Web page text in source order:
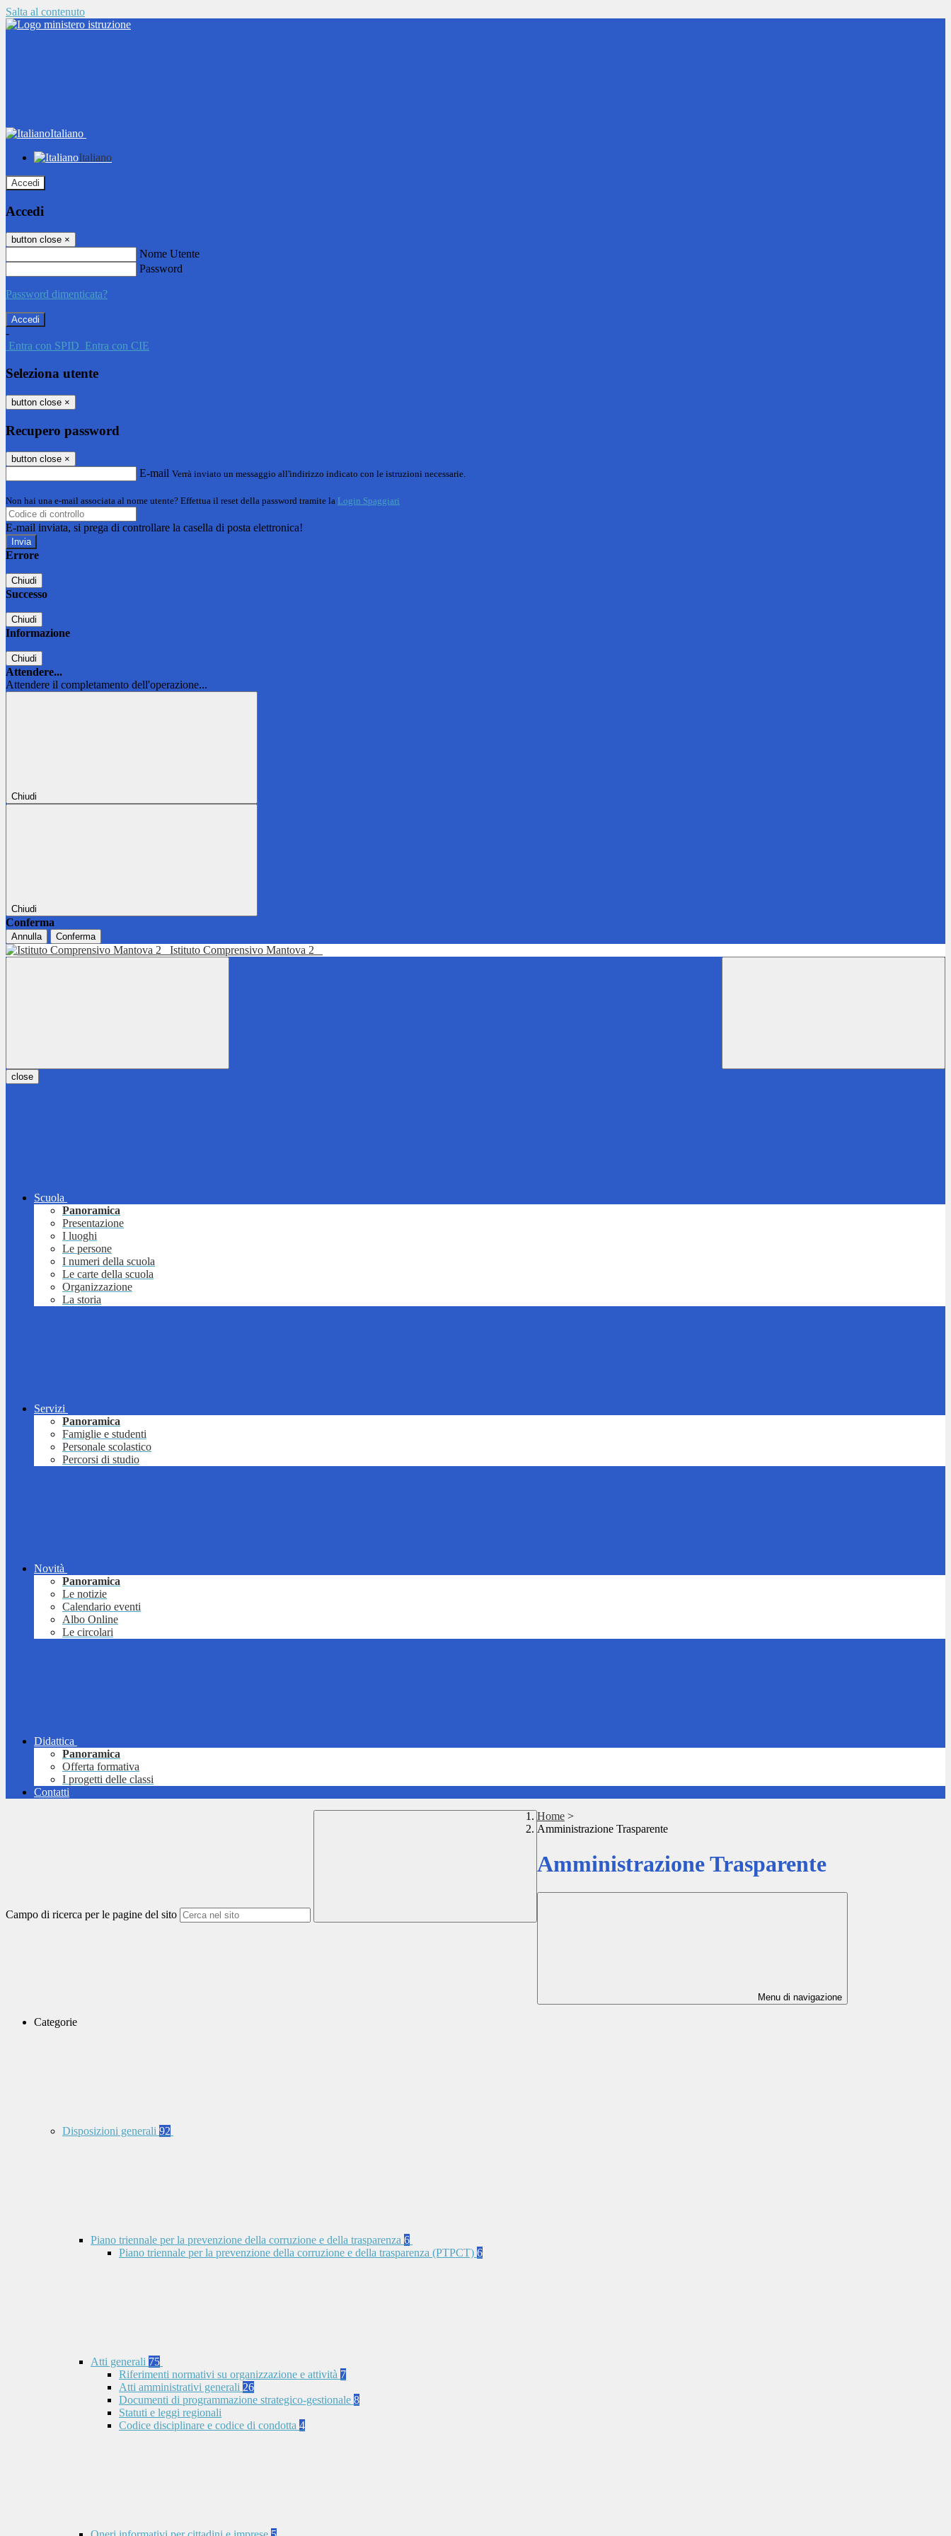
Salta al contenuto
Italiano
Italiano
Accedi
Accedi
button close ×
Nome Utente
Password
Password dimenticata?
-
Entra con SPID Entra con CIE
Seleziona utente
button close ×
Recupero password
button close ×
E-mail Verrà inviato un messaggio all'indirizzo indicato con le istruzioni necessarie.
Non hai una e-mail associata al nome utente? Effettua il reset della password tramite la Login Spaggiari
E-mail inviata, si prega di controllare la casella di posta elettronica!
Errore
Chiudi
Successo
Chiudi
Informazione
Chiudi
Attendere...
Attendere il completamento dell'operazione...
Chiudi
Chiudi
Conferma
Annulla Conferma
Istituto Comprensivo Mantova 2
close
Scuola
Panoramica
Presentazione
I luoghi
Le persone
I numeri della scuola
Le carte della scuola
Organizzazione
La storia
Servizi
Panoramica
Famiglie e studenti
Personale scolastico
Percorsi di studio
Novità
Panoramica
Le notizie
Calendario eventi
Albo Online
Le circolari
Didattica
Panoramica
Offerta formativa
I progetti delle classi
Contatti
Campo di ricerca per le pagine del sito
Home >
Amministrazione Trasparente
Amministrazione Trasparente
Menu di navigazione
Categorie
Disposizioni generali 92
Piano triennale per la prevenzione della corruzione e della trasparenza 6
Piano triennale per la prevenzione della corruzione e della trasparenza (PTPCT) 6
Atti generali 75
Riferimenti normativi su organizzazione e attività 7
Atti amministrativi generali 26
Documenti di programmazione strategico-gestionale 8
Statuti e leggi regionali
Codice disciplinare e codice di condotta 4